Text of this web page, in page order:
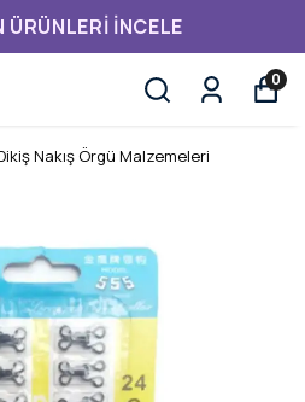
ÜRÜNLERI İNCELE
0
Nakış Örgü Malzemeleri